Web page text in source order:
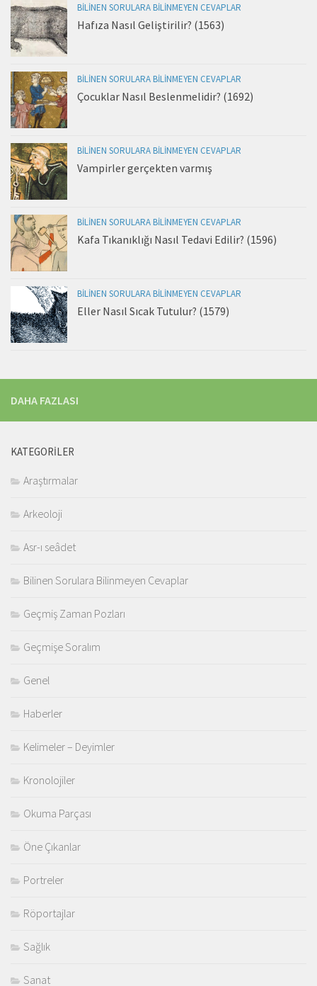
BILINEN SORULARA BILINMEYEN CEVAPLAR
Hafıza Nasıl Geliştirilir? (1563)
BILINEN SORULARA BILINMEYEN CEVAPLAR
Çocuklar Nasıl Beslenmelidir? (1692)
BILINEN SORULARA BILINMEYEN CEVAPLAR
Vampirler gerçekten varmış
BILINEN SORULARA BILINMEYEN CEVAPLAR
Kafa Tıkanıklığı Nasıl Tedavi Edilir? (1596)
BILINEN SORULARA BILINMEYEN CEVAPLAR
Eller Nasıl Sıcak Tutulur? (1579)
DAHA FAZLASI
KATEGORILER
Araştırmalar
Arkeoloji
Asr-ı seâdet
Bilinen Sorulara Bilinmeyen Cevaplar
Geçmiş Zaman Pozları
Geçmişe Soralım
Genel
Haberler
Kelimeler – Deyimler
Kronolojiler
Okuma Parçası
Öne Çıkanlar
Portreler
Röportajlar
Sağlık
Sanat